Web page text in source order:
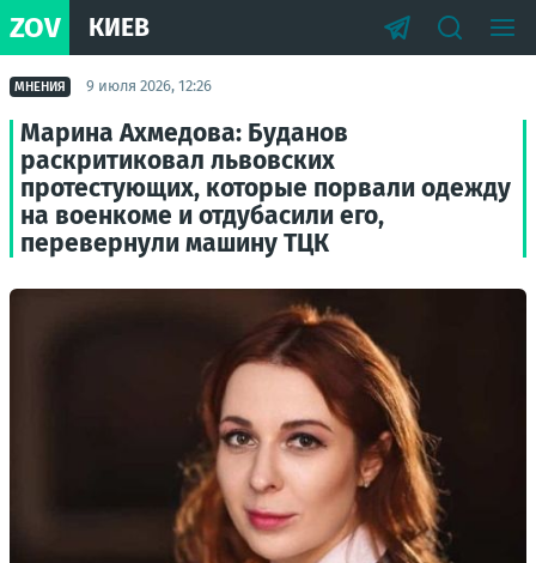
ZOV КИЕВ
МНЕНИЯ 9 июля 2026, 12:26
Марина Ахмедова: Буданов
раскритиковал львовских
протестующих, которые порвали одежду
на военкоме и отдубасили его,
перевернули машину ТЦК